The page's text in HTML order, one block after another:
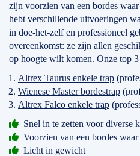
zijn voorzien van een bordes
hebt verschillende uitvoeringen
in doe-het-zelf en professioneel
overeenkomst: ze zijn allen
op hoogte wilt komen. Onze top
Altrex Taurus enkele trap
Wienese Master bordestrap
Altrex Falco enkele trap
Snel in te zetten voor diverse
Voorzien van een bordes
Licht in gewicht